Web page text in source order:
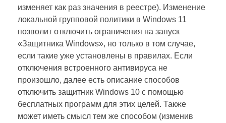
изменяет как раз значения в реестре). Изменение
локальной групповой политики в Windows 11
позволит отключить ограничения на запуск
«Защитника Windows», но только в том случае,
если такие уже установлены в правилах. Если
отключения встроенного антивируса не
произошло, далее есть описание способов
отключить защитник Windows 10 с помощью
бесплатных программ для этих целей. Также
может иметь смысл тем же способом (изменив